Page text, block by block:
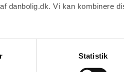
danbolig.dk. Vi kan kombinere
Du kan til enhver tid læse
. Oplysninger om
Statistik
kr. på